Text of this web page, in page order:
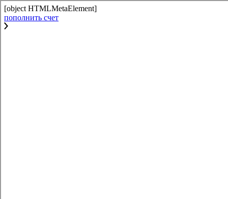
[object HTMLMetaElement]
пополнить счет